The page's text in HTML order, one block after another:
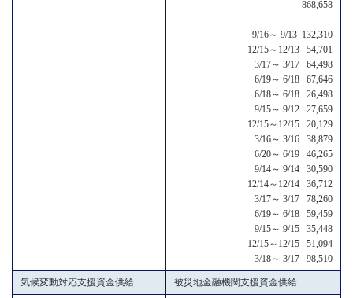
868,658
9/16～ 9/13 132,310
12/15～12/13 54,701
3/17～ 3/17 64,498
6/19～ 6/18 67,646
6/18～ 6/18 26,498
9/15～ 9/12 27,659
12/15～12/15 20,129
3/16～ 3/16 38,879
6/20～ 6/19 46,265
9/14～ 9/14 30,590
12/14～12/14 36,712
3/17～ 3/17 78,260
6/19～ 6/18 59,459
9/15～ 9/15 35,448
12/15～12/15 51,094
3/18～ 3/17 98,510
気候変動対応支援資金供給 被災地金融機関支援資金供給